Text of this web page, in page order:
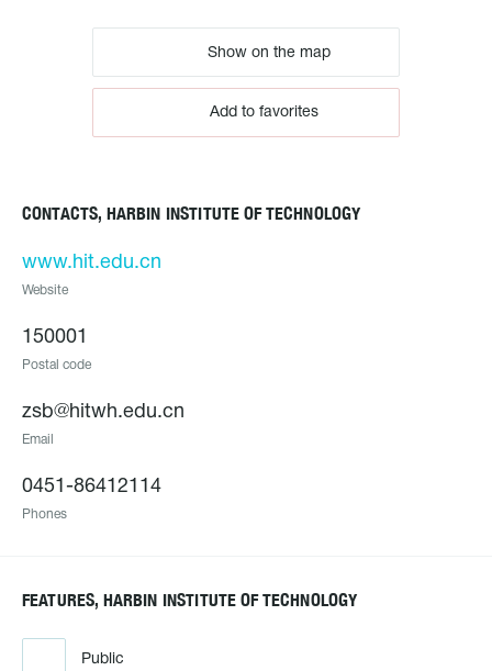
Show on the map
Add to favorites
CONTACTS, HARBIN INSTITUTE OF TECHNOLOGY
www.hit.edu.cn
Website
150001
Postal code
zsb@hitwh.edu.cn
Email
0451-86412114
Phones
FEATURES, HARBIN INSTITUTE OF TECHNOLOGY
Public